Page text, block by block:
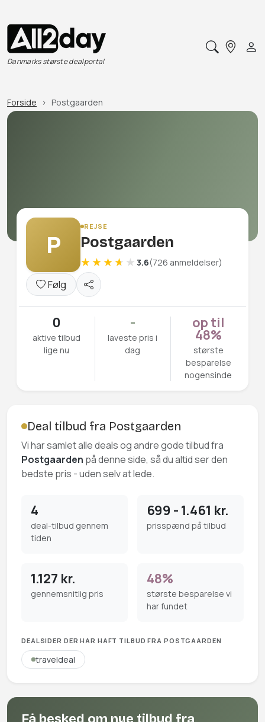
Danmarks største dealportal
Forside Postgaarden
P
REJSE
Postgaarden
3.6(726 anmeldelser)
Følg
0
aktive tilbud
lige nu
-
laveste pris i
dag
op til
48%
største
besparelse
nogensinde
Deal tilbud fra Postgaarden
Vi har samlet alle deals og andre gode tilbud fra
Postgaarden på denne side, så du altid ser den
bedste pris - uden selv at lede.
4
deal-tilbud gennem
tiden
699 - 1.461 kr.
prisspænd på tilbud
1.127 kr.
gennemsnitlig pris
48%
største besparelse vi
har fundet
DEALSIDER DER HAR HAFT TILBUD FRA POSTGAARDEN
traveldeal